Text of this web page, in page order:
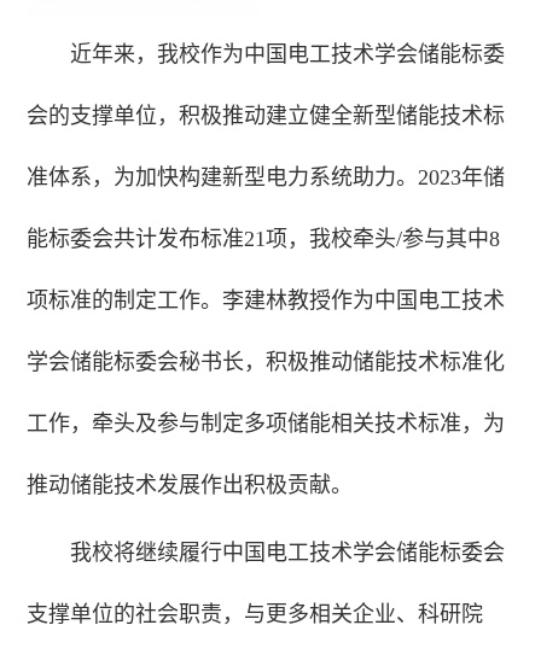
近年来，我校作为中国电工技术学会储能标委
会的支撑单位，积极推动建立健全新型储能技术标
准体系，为加快构建新型电力系统助力。2023年储
能标委会共计发布标准21项，我校牵头/参与其中8
项标准的制定工作。 李建林教授作为中国电工技术
学会储能标委会秘书长，积极推动储能技术标准化
工作，牵头及参与制定多项储能相关技术标准，为
推动储能技术发展作出积极贡献。
我校将继续履行中国电工技术学会储能标委会
支撑单位的社会职责，与更多相关企业、科研院